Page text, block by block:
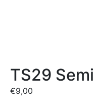
TS29
€9,00